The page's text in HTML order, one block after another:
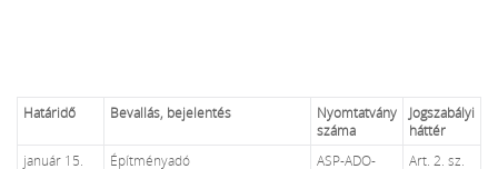
Határidő Bevallás, bejelentés
Nyomtatvány
száma
Jogszabályi
háttér
január 15.
Építményadó
ASP-ADO-
Art. 2. sz.